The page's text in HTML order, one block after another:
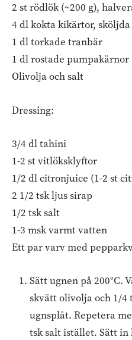
2 st rödlök (~200 g),
4 dl kokta kikärtor, sköljda
1 dl torkade tranbär
1 dl rostade pumpakärnor
Olivolja och salt
Dressing:
3/4 dl tahini
1-2 st vitlöksklyftor
1/2 dl citronjuice (1-2 st
2 1/2 tsk ljus sirap
1/2 tsk salt
1-3 msk varmt vatten
Ett par varv med
Sätt ugnen på 200°C.
skvätt olivolja och 1/4
ugnsplåt. Repetera
tsk salt istället. Sätt